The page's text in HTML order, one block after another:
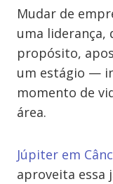
Mudar de
uma liderança,
propósito,
um estágio —
momento de
área.
Júpiter em
aproveita essa